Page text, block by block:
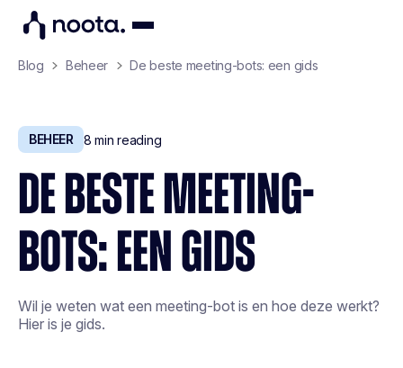
Blog Beheer De beste meeting-bots: een gids
BEHEER 8 min reading
DE BESTE MEETING-
BOTS: EEN GIDS
Wil je weten wat een meeting-bot is en hoe deze werkt?
Hier is je gids.